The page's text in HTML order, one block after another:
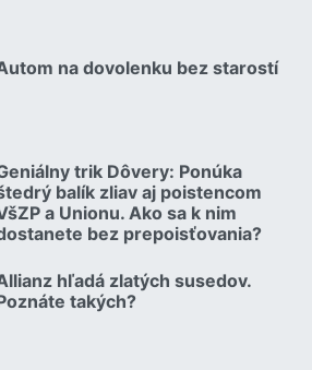
na dovolenku bez starostí
|
trik Dôvery: Ponúka
balík zliav aj poistencom
a Unionu. Ako sa k nim
bez prepoisťovania?
| | redakcia
hľadá zlatých susedov.
takých?
|